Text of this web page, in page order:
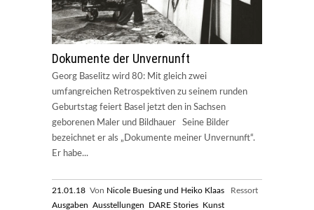
Dokumente der Unvernunft
Georg Baselitz wird 80: Mit gleich zwei
umfangreichen Retrospektiven zu seinem runden
Geburtstag feiert Basel jetzt den in Sachsen
geborenen Maler und Bildhauer Seine Bilder
bezeichnet er als „Dokumente meiner Unvernunft“.
Er habe...
21.01.18 Von Nicole Buesing und Heiko Klaas Ressort
Ausgaben Ausstellungen DARE Stories Kunst